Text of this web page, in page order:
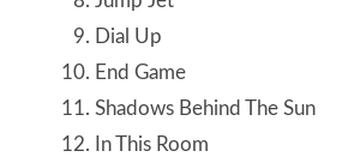
Dial Up
End Game
Shadows Behind The Sun
In This Room